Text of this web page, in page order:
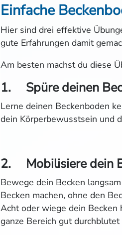
Einfache
Hier sind drei effektive
gute Erfahrungen damit
Am besten machst du diese
1. Spüre deinen
Lerne deinen Beckenboden
dein Körperbewusstsein und
2. Mobilisiere dein
Bewege dein Becken
Becken machen, ohne den
Acht oder wiege dein Becken
ganze Bereich gut